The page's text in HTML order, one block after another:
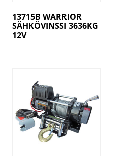
13715B WARRIOR
SÄHKÖVINSSI 3636KG
12V